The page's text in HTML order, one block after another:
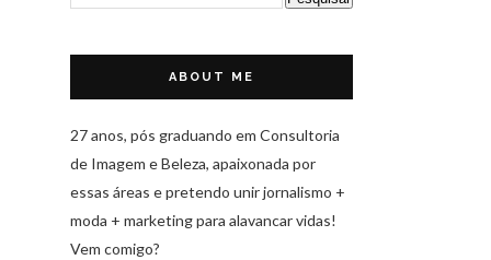
ABOUT ME
27 anos, pós graduando em Consultoria
de Imagem e Beleza, apaixonada por
essas áreas e pretendo unir jornalismo +
moda + marketing para alavancar vidas!
Vem comigo?